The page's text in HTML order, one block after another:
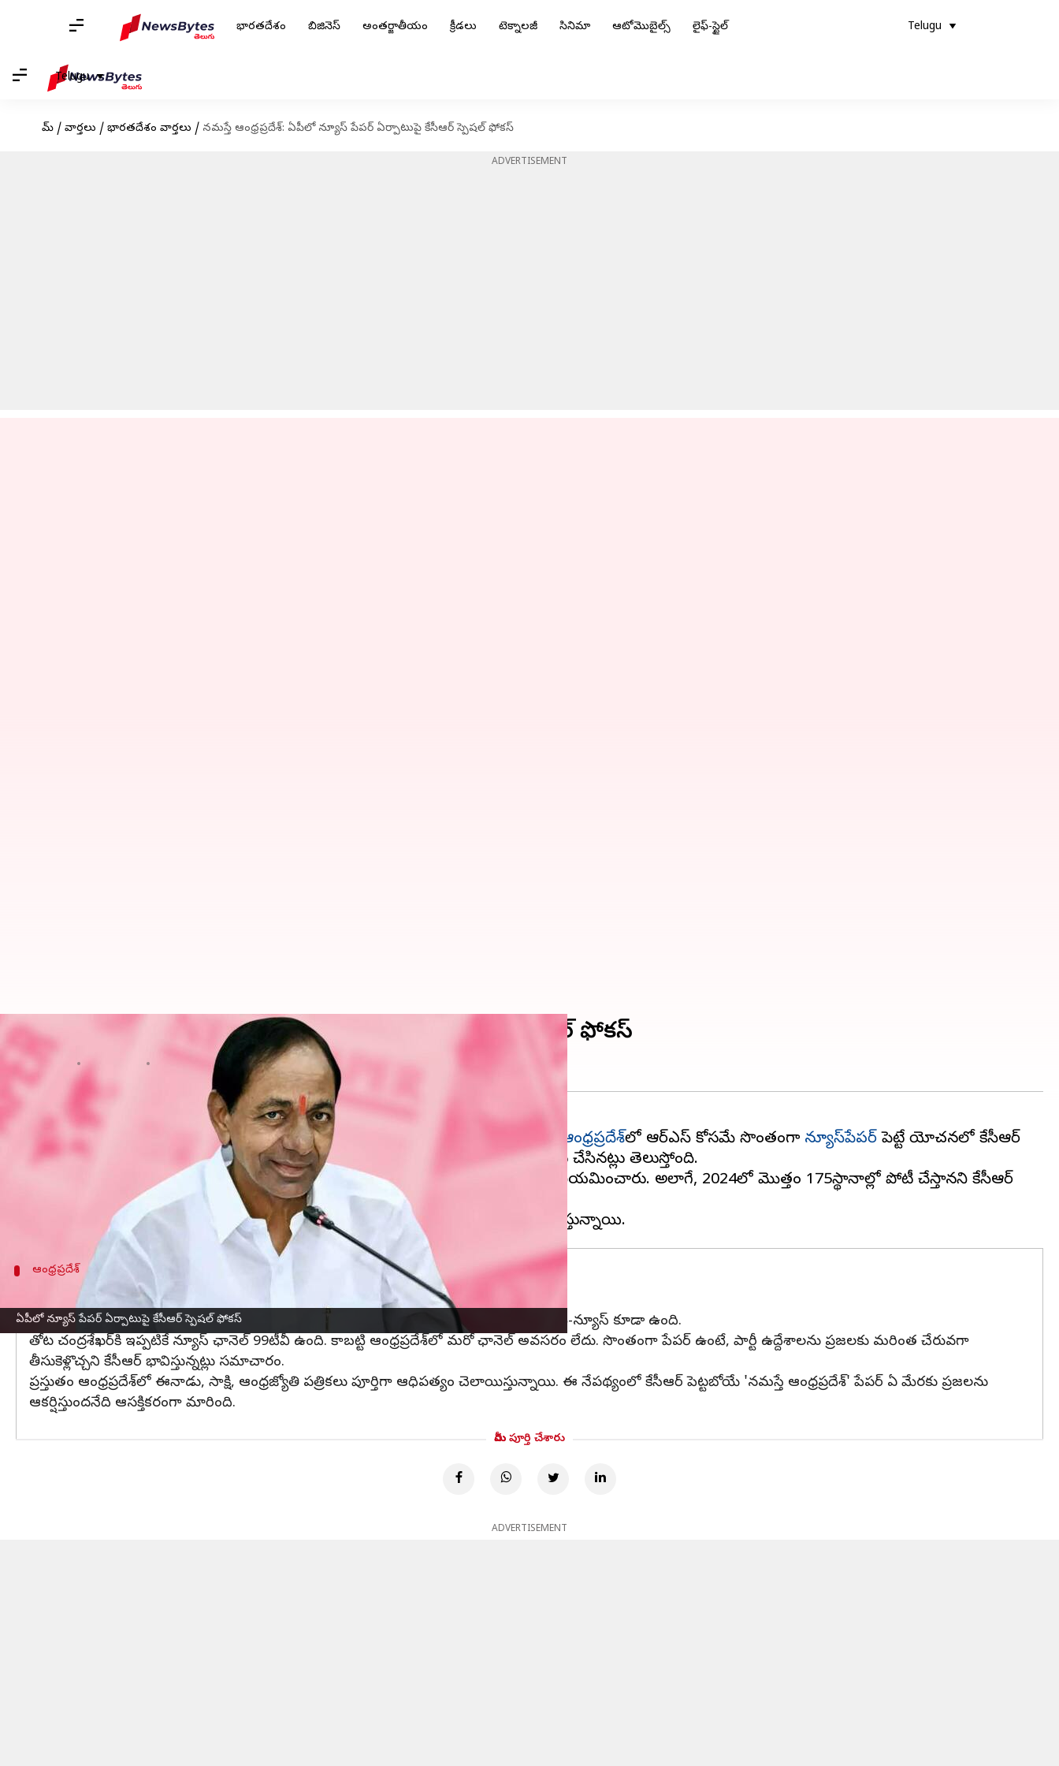
భారతదేశం బిజినెస్ అంతర్జాతీయం క్రీడలు టెక్నాలజీ సినిమా ఆటోమొబైల్స్ లైఫ్-స్టైల్ Telugu
Telugu
హోమ్ / వార్తలు / భారతదేశం వార్తలు / నమస్తే ఆంధ్రప్రదేశ్‌: ఏపీలో న్యూస్ పేపర్ ఏర్పాటుపై కేసీఆర్ స్పెషల్ ఫోకస్
ADVERTISEMENT
ఏపీలో న్యూస్ పేపర్ ఏర్పాటుపై కేసీఆర్ స్పెషల్ ఫోకస్
నమస్తే ఆంధ్రప్రదేశ్‌: ఏపీలో న్యూస్ పేపర్ ఏర్పాటుపై కేసీఆర్ స్పెషల్ ఫోకస్
వ్రాసిన వారు
ఈ వార్తాకథనం ఏంటి
బీఆర్‌ఎస్‌ను ఆంధ్రప్రదేశ్‌‌లో విస్తరింపజేసేందుకుకేసీఆర్ప్రత్యేక దృష్టిసారిస్తున్నట్లు కనిపిస్తోంది. ఆంధ్రప్రదేశ్‌‌లో బీఆర్ఎస్ కోసమే సొంతంగా న్యూస్‌పేపర్‌పెట్టే యోచనలో కేసీఆర్
ఉన్నట్లు ప్రచారం జరుగుతోంది. ఆ న్యూస్‌పేపర్‌ పేరును కూడా 'నమస్తే ఆంధ్రప్రదేశ్‌'‌గా ఖారారు చేసినట్లు తెలుస్తోంది.
ఇప్పటికే ఆంధ్రప్రదేశ్‌ పార్టీ అధ్యక్షుడిగా జనసేన మాజీ నేత తోట చంద్రశేఖర్‌ను సీఎం కేసీఆర్ నియమించారు. అలాగే, 2024లో మొత్తం 175స్థానాల్లో పోటీ చేస్తానని కేసీఆర్
ఆంధ్రప్రదేశ్
99టీవీ ఛానెల్ ఏపీ అధ్యక్షుడు తోట చంద్రశేఖర్‌‌దే
తెలంగాణలో బీఆర్ఎస్ కోసం 'నమస్తే తెలంగాణ' అనే వార్తాపత్రిక పని చేస్తోంది. ప్రత్యేక న్యూస్ ఛానెల్ టీ-న్యూస్ కూడా ఉంది.
తోట చంద్రశేఖర్‌కి ఇప్పటికే న్యూస్ ఛానెల్ 99టీవీ ఉంది. కాబట్టి ఆంధ్రప్రదేశ్‌లో మరో ఛానెల్ అవసరం లేదు. సొంతంగా పేపర్ ఉంటే, పార్టీ ఉద్దేశాలను ప్రజలకు మరింత చేరువగా
తీసుకెళ్లొచ్చని కేసీఆర్ భావిస్తున్నట్లు సమాచారం.
ప్రస్తుతం ఆంధ్రప్రదేశ్‌లో ఈనాడు, సాక్షి, ఆంధ్రజ్యోతి పత్రికలు పూర్తిగా ఆధిపత్యం చెలాయిస్తున్నాయి. ఈ నేపథ్యంలో కేసీఆర్ పెట్టబోయే 'నమస్తే ఆంధ్రప్రదేశ్' పేపర్ ఏ మేరకు ప్రజలను
ఆకర్షిస్తుందనేది ఆసక్తికరంగా మారింది.
మీరు పూర్తి చేశారు
ADVERTISEMENT